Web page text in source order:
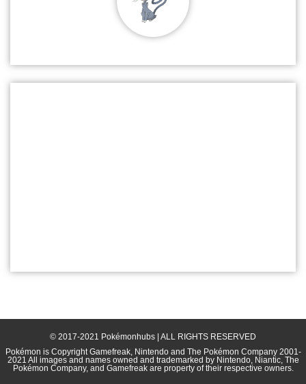
© 2017-2021 Pokémonhubs | ALL RIGHTS RESERVED
Pokémon is Copyright Gamefreak, Nintendo and The Pokémon Company 2001-
2021 All images and names owned and trademarked by Nintendo, Niantic, The
Pokémon Company, and Gamefreak are property of their respective owners.